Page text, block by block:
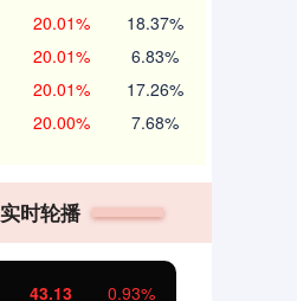
20.01% 18.37%
20.01% 6.83%
20.01% 17.26%
20.00% 7.68%
时轮播
50 1134.24